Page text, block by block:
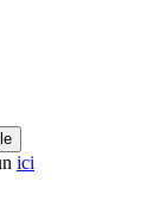
ici